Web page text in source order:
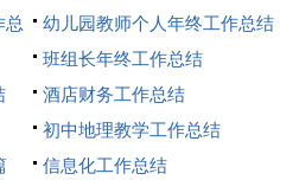
总
幼儿园教师个人年终工作总结
班组长年终工作总结
酒店财务工作总结
初中地理教学工作总结
信息化工作总结